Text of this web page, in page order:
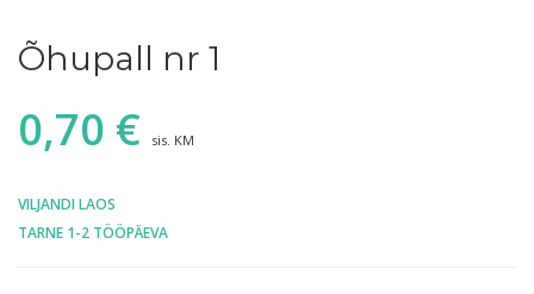
Õhupall nr 1
0,70 € sis. KM
VILJANDI LAOS
TARNE 1-2 TÖÖPÄEVA